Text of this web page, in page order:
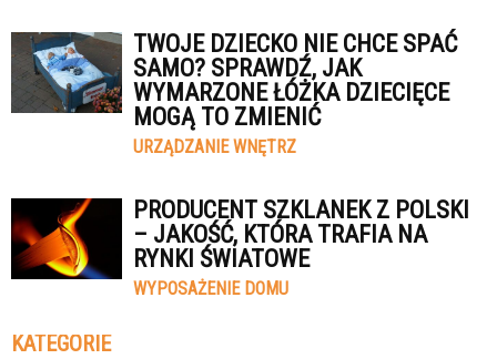
TWOJE DZIECKO NIE CHCE SPAĆ
SAMO? SPRAWDŹ, JAK
WYMARZONE ŁÓŻKA DZIECIĘCE
MOGĄ TO ZMIENIĆ
URZĄDZANIE WNĘTRZ
PRODUCENT SZKLANEK Z POLSKI
– JAKOŚĆ, KTÓRA TRAFIA NA
RYNKI ŚWIATOWE
WYPOSAŻENIE DOMU
KATEGORIE